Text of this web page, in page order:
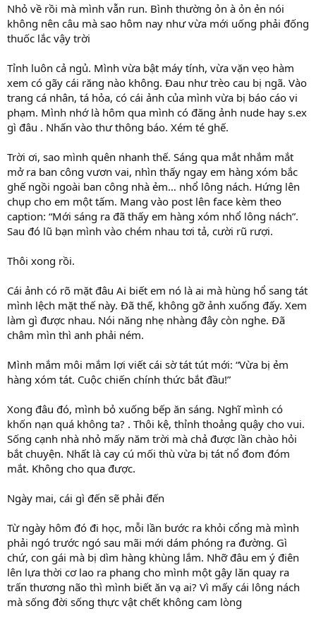
Nhỏ về rồi mà mình vẫn run. Bình thường ỏn à ỏn ẻn nói
không nên câu mà sao hôm nay như vừa mới uống phải đống
thuốc lắc vậy trời
Tỉnh luôn cả ngủ. Mình vừa bật máy tính, vừa vặn vẹo hàm
xem có gãy cái răng nào không. Đau như trèo cau bị ngã. Vào
trang cá nhân, tá hỏa, có cái ảnh của mình vừa bị báo cáo vi
phạm. Mình nhớ là hôm qua mình có đăng ảnh nude hay s.ex
gì đâu . Nhấn vào thư thông báo. Xém té ghế.
Trời ơi, sao mình quên nhanh thế. Sáng qua mắt nhắm mắt
mở ra ban công vươn vai, nhìn thấy ngay em hàng xóm bắc
ghế ngồi ngoài ban công nhà ẻm… nhổ lông nách. Hứng lên
chụp cho em một tấm. Mang vào post lên face kèm theo
caption: “Mới sáng ra đã thấy em hàng xóm nhổ lông nách”.
Sau đó lũ bạn mình vào chém nhau tơi tả, cười rũ rượi.
Thôi xong rồi.
Cái ảnh có rõ mặt đâu Ai biết em nó là ai mà hùng hổ sang tát
mình lệch mặt thế này. Đã thế, không gỡ ảnh xuống đấy. Xem
làm gì được nhau. Nói năng nhẹ nhàng đây còn nghe. Đã
châm mìn thì anh phải ném.
Mình mắm môi mắm lợi viết cái sờ tát tút mới: “Vừa bị ẻm
hàng xóm tát. Cuộc chiến chính thức bắt đầu!”
Xong đâu đó, mình bỏ xuống bếp ăn sáng. Nghĩ mình có
khốn nạn quá không ta? . Thôi kệ, thỉnh thoảng quậy cho vui.
Sống cạnh nhà nhỏ mấy năm trời mà chả được lần chào hỏi
bắt chuyện. Nhất là cay cú mối thù vừa bị tát nổ đom đóm
mắt. Không cho qua được.
Ngày mai, cái gì đến sẽ phải đến
Từ ngày hôm đó đi học, mỗi lần bước ra khỏi cổng mà mình
phải ngó trước ngó sau mãi mới dám phóng ra đường. Gì
chứ, con gái mà bị dìm hàng khùng lắm. Nhỡ đâu em ý điên
lên lựa thời cơ lao ra phang cho mình một gậy lăn quay ra
trấn thương não thì mình biết ăn vạ ai? Vì mấy cái lông nách
mà sống đời sống thực vật chết không cam lòng